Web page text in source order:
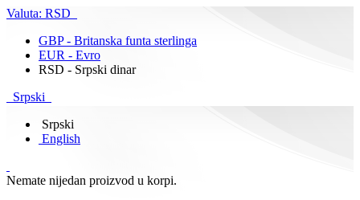
Valuta: RSD
GBP - Britanska funta sterlinga
EUR - Evro
RSD - Srpski dinar
Srpski
Srpski
English
Nemate nijedan proizvod u korpi.